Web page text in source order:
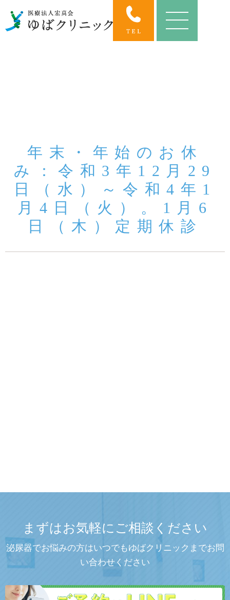
年末・年始のお休
み：令和3年12月29
日（水）～令和4年1
月4日（火）。1月6
日（木）定期休診
まずはお気軽にご相談ください
泌尿器でお悩みの方はいつでもゆばクリニックまでお問
い合わせください